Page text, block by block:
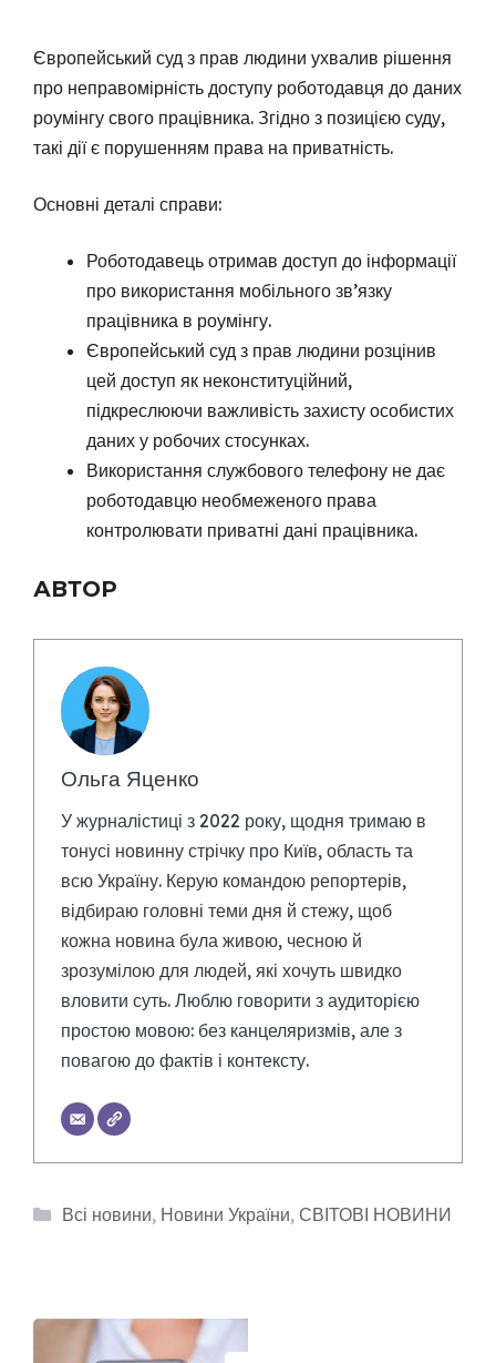
Європейський суд з прав людини ухвалив рішення
про неправомірність доступу роботодавця до даних
роумінгу свого працівника. Згідно з позицією суду,
такі дії є порушенням права на приватність.
Основні деталі справи:
Роботодавець отримав доступ до інформації
про використання мобільного зв’язку
працівника в роумінгу.
Європейський суд з прав людини розцінив
цей доступ як неконституційний,
підкреслюючи важливість захисту особистих
даних у робочих стосунках.
Використання службового телефону не дає
роботодавцю необмеженого права
контролювати приватні дані працівника.
АВТОР
Ольга Яценко
У журналістиці з 2022 року, щодня тримаю в
тонусі новинну стрічку про Київ, область та
всю Україну. Керую командою репортерів,
відбираю головні теми дня й стежу, щоб
кожна новина була живою, чесною й
зрозумілою для людей, які хочуть швидко
вловити суть. Люблю говорити з аудиторією
простою мовою: без канцеляризмів, але з
повагою до фактів і контексту.
Категорії
Всі новини, Новини України, СВІТОВІ НОВИНИ